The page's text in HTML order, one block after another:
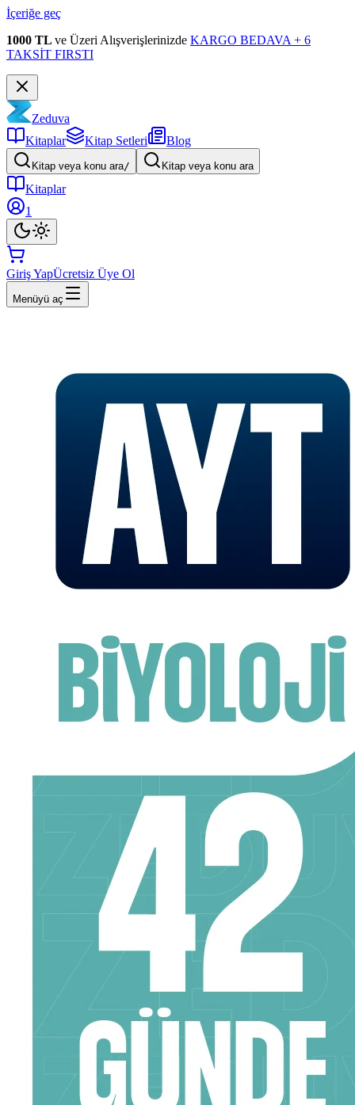
İçeriğe geç
1000 TL ve Üzeri Alışverişlerinizde KARGO BEDAVA + 6
TAKSİT FIRSTI
Zeduva
Kitaplar
Kitap Setleri Blog
Kitap veya konu ara/ Kitap veya konu ara
Kitaplar
1
Giriş YapÜcretsiz Üye Ol
Menüyü aç